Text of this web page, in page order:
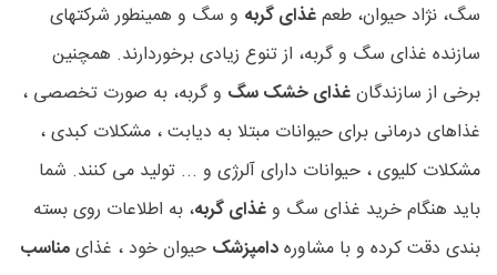
سگ، نژاد حیوان، طعمغذای گربه و سگ و همینطور شرکتهای
سازنده غذای سگ و گربه، از تنوع زیادی برخوردارند. همچنین
برخی از سازندگانغذای خشک سگ و گربه، به صورت تخصصی ،
غذاهای درمانی برای حیوانات مبتلا به دیابت ، مشکلات کبدی ،
مشکلات کلیوی ، حیوانات دارای آلرژی و ... تولید می کنند. شما
باید هنگام خرید غذای سگ وغذای گربه، به اطلاعات روی بسته
بندی دقت کرده و با مشاورهدامپزشک حیوان خود ، غذایمناسب